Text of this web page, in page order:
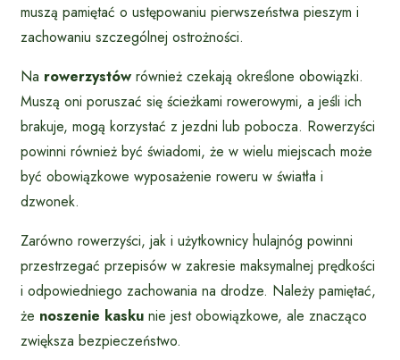
muszą pamiętać o ustępowaniu pierwszeństwa pieszym i
zachowaniu szczególnej ostrożności.
Na rowerzystów również czekają określone obowiązki.
Muszą oni poruszać się ścieżkami rowerowymi, a jeśli ich
brakuje, mogą korzystać z jezdni lub pobocza. Rowerzyści
powinni również być świadomi, że w wielu miejscach może
być obowiązkowe wyposażenie roweru w światła i
dzwonek.
Zarówno rowerzyści, jak i użytkownicy hulajnóg powinni
przestrzegać przepisów w zakresie maksymalnej prędkości
i odpowiedniego zachowania na drodze. Należy pamiętać,
że noszenie kasku nie jest obowiązkowe, ale znacząco
zwiększa bezpieczeństwo.